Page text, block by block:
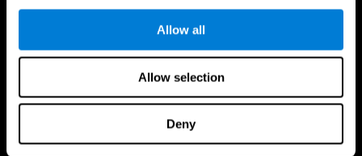
Allow all
Allow selection
Deny